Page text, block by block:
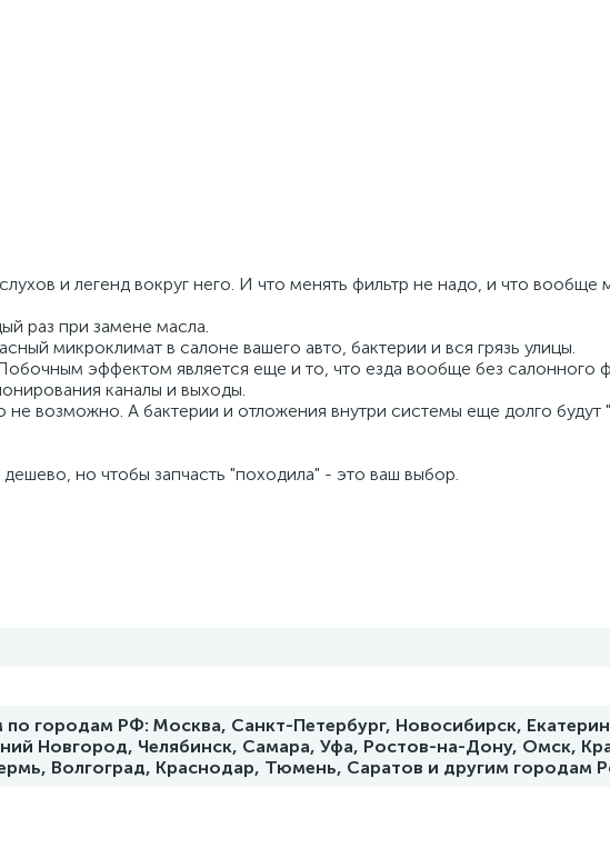
и легенд вокруг него. И что менять фильтр не надо, и что
раз при замене масла.
микроклимат в салоне вашего авто, бактерии и вся грязь улицы.
эффектом является еще и то, что езда вообще без салонного
каналы и выходы.
не возможно. А бактерии и отложения внутри системы еще долго будут
но чтобы запчасть "походила" - это ваш выбор.
по городам РФ: Москва, Санкт-Петербург, Новосибирск,
Новгород, Челябинск, Самара, Уфа, Ростов-на-Дону, Омск,
Волгоград, Краснодар, Тюмень, Саратов и другим городам